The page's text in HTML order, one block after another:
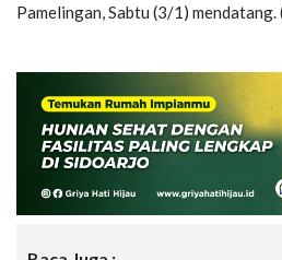
Pamelingan, Sabtu (3/1) mendatang.